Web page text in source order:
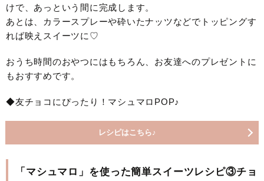
けで、あっという間に完成します。
あとは、カラースプレーや砕いたナッツなどでトッピングす
れば映えスイーツに♡
おうち時間のおやつにはもちろん、お友達へのプレゼントに
もおすすめです。
◆友チョコにぴったり！マシュマロPOP♪
レシピはこちら♪
「マシュマロ」を使った簡単スイーツレシピ③チョ